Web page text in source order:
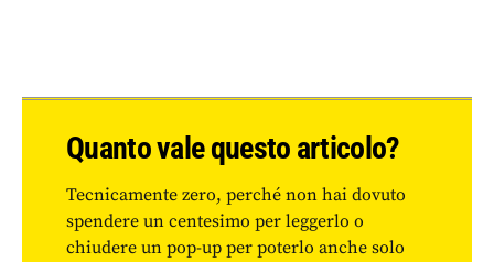
Quanto vale questo articolo?
Tecnicamente zero, perché non hai dovuto
spendere un centesimo per leggerlo o
chiudere un pop-up per poterlo anche solo